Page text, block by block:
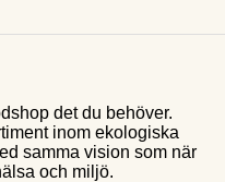
det du behöver.
inom ekologiska
samma vision som när
och miljö.